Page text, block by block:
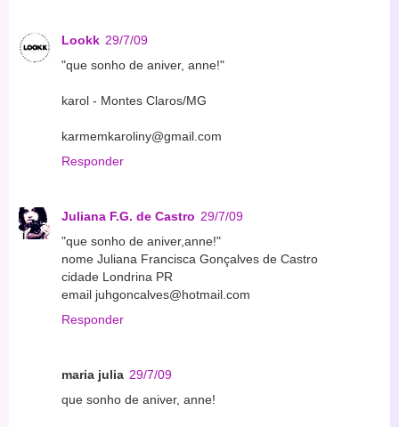
Lookk 29/7/09
"que sonho de aniver, anne!"
karol - Montes Claros/MG
karmemkaroliny@gmail.com
Responder
Juliana F.G. de Castro 29/7/09
"que sonho de aniver,anne!"
nome Juliana Francisca Gonçalves de Castro
cidade Londrina PR
email juhgoncalves@hotmail.com
Responder
maria julia 29/7/09
que sonho de aniver, anne!